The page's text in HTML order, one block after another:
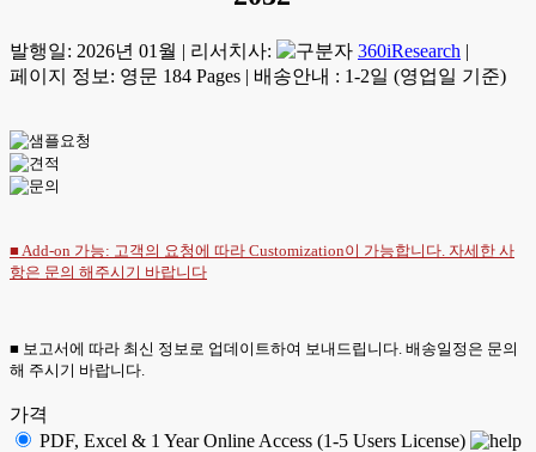
발행일: 2026년 01월 | 리서치사: 360iResearch |
페이지 정보: 영문 184 Pages | 배송안내 : 1-2일 (영업일 기준)
■ Add-on 가능: 고객의 요청에 따라 Customization이 가능합니다. 자세한 사
항은 문의 해주시기 바랍니다
■ 보고서에 따라 최신 정보로 업데이트하여 보내드립니다. 배송일정은 문의
해 주시기 바랍니다.
가격
PDF, Excel & 1 Year Online Access (1-5 Users License)